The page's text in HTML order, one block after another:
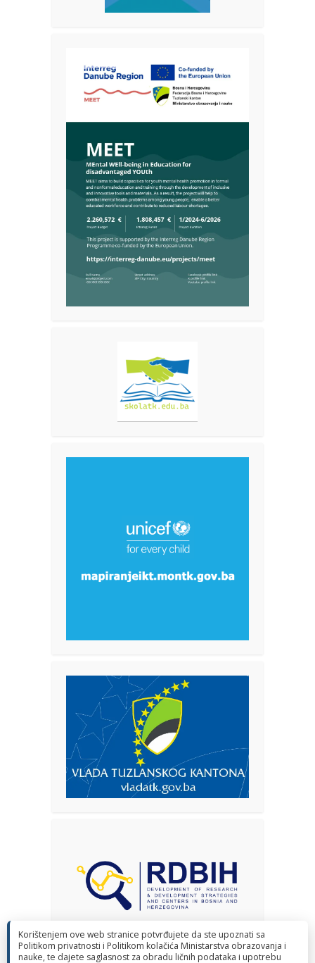
Korištenjem ove web stranice potvrđujete da ste upoznati sa
Politikom privatnosti i Politikom kolačića Ministarstva obrazovanja i
nauke, te dajete saglasnost za obradu ličnih podataka i upotrebu